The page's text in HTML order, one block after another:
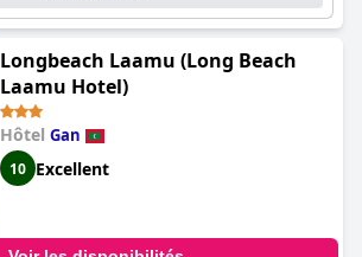
Longbeach Laamu (Long Beach
Laamu Hotel)
Hôtel Gan
10 Excellent